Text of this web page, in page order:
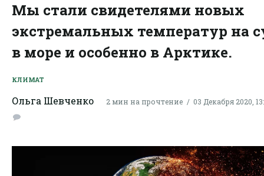
Мы стали свидетелями новых
экстремальных температур на
в море и особенно в Арктике.
КЛИМАТ
Ольга Шевченко 2 мин на прочтение 03 Декабря 2020,